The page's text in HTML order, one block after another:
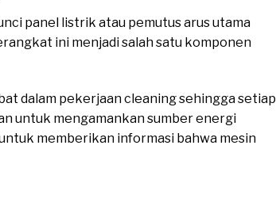
panel listrik atau pemutus arus utama
ini menjadi salah satu komponen
dalam pekerjaan cleaning sehingga setiap
untuk mengamankan sumber energi
memberikan informasi bahwa mesin